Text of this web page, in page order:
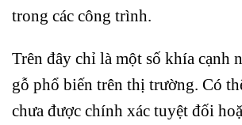
trong các công trình.
Trên đây chỉ là một số khía cạnh
gỗ phổ biến trên thị trường. Có
chưa được chính xác tuyệt đối